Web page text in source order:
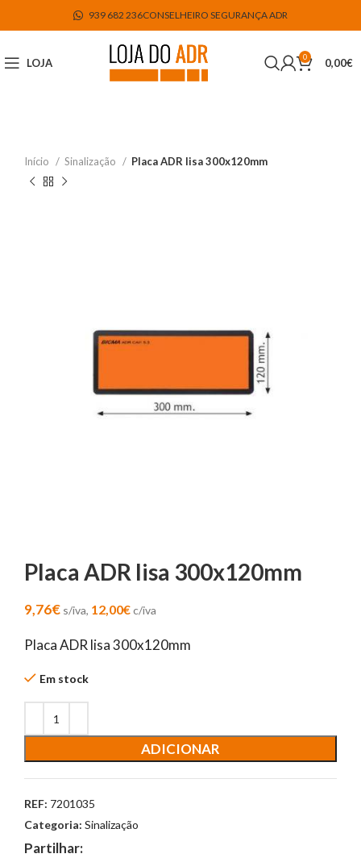
939 682 236CONSELHEIRO SEGURANÇA ADR
LOJA 0 0,00€
Início Sinalização Placa ADR lisa 300x120mm
Placa ADR lisa 300x120mm
9,76€ s/iva, 12,00€c/iva
Placa ADR lisa 300x120mm
Em stock
ADICIONAR
REF: 7201035
Categoria: Sinalização
Partilhar: